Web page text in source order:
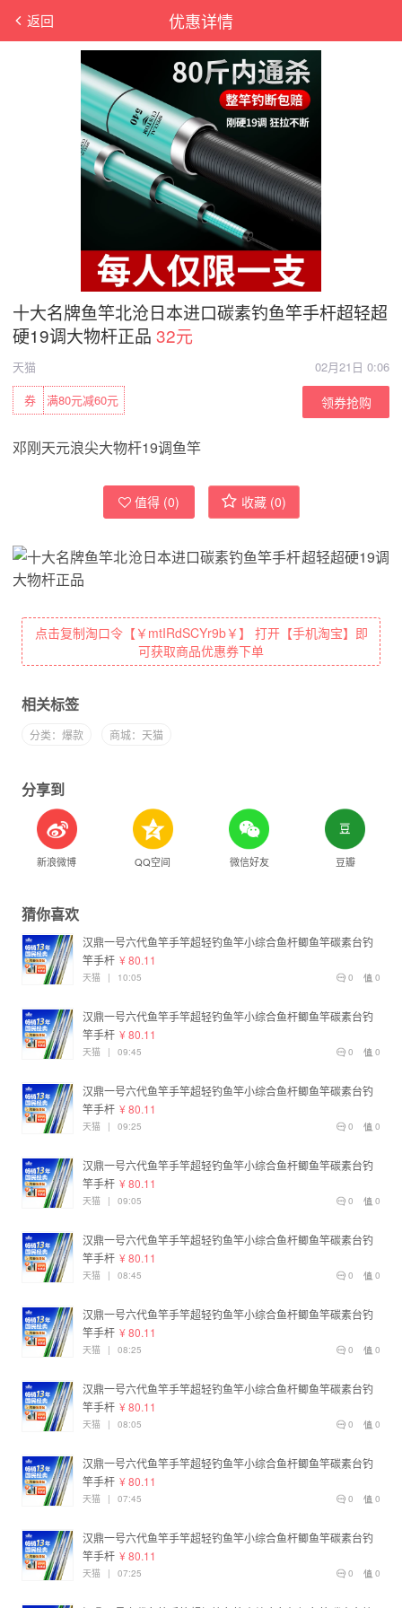
优惠详情
返回
十大名牌鱼竿北沧日本进口碳素钓鱼竿手杆超轻超
硬19调大物杆正品 32元
天猫
02月21日 0:06
满80元减60元
券 领券抢购
邓刚天元浪尖大物杆19调鱼竿
值得 (0) 收藏 (0)
点击复制淘口令【￥mtIRdSCYr9b￥】 打开【手机淘宝】即
可获取商品优惠券下单
相关标签
分类：爆款 商城：天猫
分享到
新浪微博 QQ空间 微信好友 豆瓣
猜你喜欢
汉鼎一号六代鱼竿手竿超轻钓鱼竿小综合鱼杆鲫鱼竿碳素台钓
竿手杆 ¥ 80.11
0
0
天猫 | 10:05
汉鼎一号六代鱼竿手竿超轻钓鱼竿小综合鱼杆鲫鱼竿碳素台钓
竿手杆 ¥ 80.11
0
0
天猫 | 09:45
汉鼎一号六代鱼竿手竿超轻钓鱼竿小综合鱼杆鲫鱼竿碳素台钓
竿手杆 ¥ 80.11
0
0
天猫 | 09:25
汉鼎一号六代鱼竿手竿超轻钓鱼竿小综合鱼杆鲫鱼竿碳素台钓
竿手杆 ¥ 80.11
0
0
天猫 | 09:05
汉鼎一号六代鱼竿手竿超轻钓鱼竿小综合鱼杆鲫鱼竿碳素台钓
竿手杆 ¥ 80.11
0
0
天猫 | 08:45
汉鼎一号六代鱼竿手竿超轻钓鱼竿小综合鱼杆鲫鱼竿碳素台钓
竿手杆 ¥ 80.11
0
0
天猫 | 08:25
汉鼎一号六代鱼竿手竿超轻钓鱼竿小综合鱼杆鲫鱼竿碳素台钓
竿手杆 ¥ 80.11
0
0
天猫 | 08:05
汉鼎一号六代鱼竿手竿超轻钓鱼竿小综合鱼杆鲫鱼竿碳素台钓
竿手杆 ¥ 80.11
0
0
天猫 | 07:45
汉鼎一号六代鱼竿手竿超轻钓鱼竿小综合鱼杆鲫鱼竿碳素台钓
竿手杆 ¥ 80.11
0
0
天猫 | 07:25